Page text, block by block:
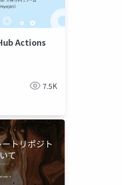
Actions
7.5K